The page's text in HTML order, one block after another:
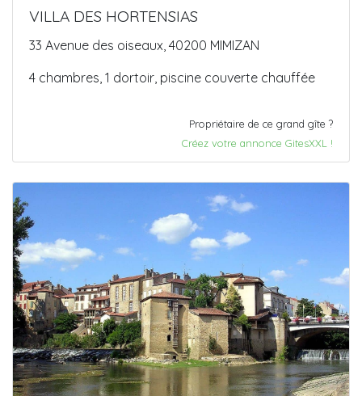
VILLA DES HORTENSIAS
33 Avenue des oiseaux, 40200 MIMIZAN
4 chambres, 1 dortoir, piscine couverte chauffée
Propriétaire de ce grand gîte ?
Créez votre annonce GitesXXL !